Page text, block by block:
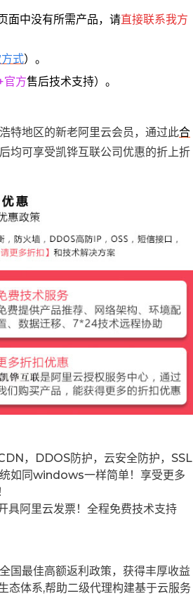
面中没有所需产品，请直接联系我方
式）。
官方售后技术支持）。
特地区的新老阿里云会员，通过此合
均可享受凯铧互联公司优惠的折上折
，DDOS防护，云安全防护，SSL
如同windows一样简单！享受更多
具阿里云发票！全程免费技术支持
国最佳高额返利政策，获得丰厚收益
态体系,帮助二级代理构建基于云服务